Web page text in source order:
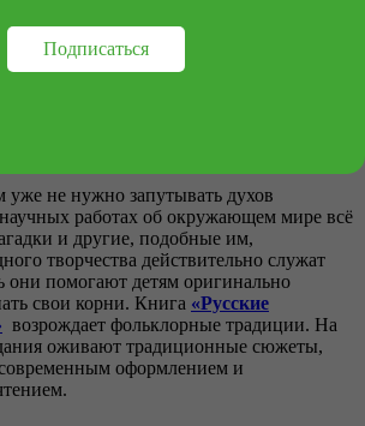
умение находить ответы на самые
часто использовали загадки в
в качестве мерила мудрости и смекалки.
уже не нужно запутывать духов
работах об окружающем мире всё
и другие, подобные им,
творчества действительно служат
они помогают детям оригинально
свои корни. Книга «Русские
возрождает фольклорные традиции. На
оживают традиционные сюжеты,
оформлением и
Подписаться